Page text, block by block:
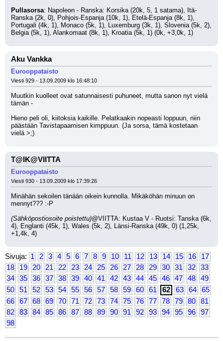
Pullasorsa: Napoleon - Ranska: Korsika (20k, 5, 1 satama), Itä-
Ranska (2k, 0), Pohjois-Espanja (10k, 1), Etelä-Espanja (8k, 1),
Portugali (4k, 1), Monaco (5k, 1), Luxemburg (3k, 1), Slovenia (5k, 2),
Belgia (5k, 1), Alankomaat (8k, 1), Kroatia (5k, 1) (0k, +3,0k, 1)
Aku Vankka
Eurooppataisto
Viesti 929 - 13.09.2009 klo 16:48:10
Muutkin kuolleet ovat satunnaisesti puhuneet, mutta sanon nyt vielä
tämän -
Hieno peli oli, kiitoksia kaikille. Pelatkaakin nopeasti loppuun, niin
päästään Tavistapaamisen kimppuun. (Ja sorsa, tämä kostetaan
vielä >;)
T@IK@VIITTA
Eurooppataisto
Viesti 930 - 13.09.2009 klo 17:39:26
Minähän sekoilen tänään oikein kunnolla. Mikäköhän minuun on
mennyt??? :-P
(Sähköpostiosoite poistettu)@VIITTA: Kustaa V - Ruotsi: Tanska (6k,
4), Englanti (45k, 1), Wales (5k, 2), Länsi-Ranska (49k, 0) (1,25k,
+1,4k, 4)
Sivuja: 1 2 3 4 5 6 7 8 9 10 11 12 13 14 15 16
17
18
19 20 21 22 23 24 25 26 27 28 29 30 31 32
33
34
35 36 37 38 39 40 41 42 43 44 45 46 47 48
49
50
51 52 53 54 55 56 57 58 59 60 61 62 63 64
65
66
67 68 69 70 71 72 73 74 75 76 77 78 79 80
81
82
83 84 85 86 87 88 89 90 91 92 93 94 95 96
97
98